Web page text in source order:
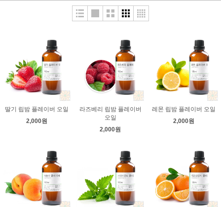
딸기 립밤 플레이버 오일
2,000원
라즈베리 립밤 플레이버
오일
2,000원
레몬 립밤 플레이버 오일
2,000원